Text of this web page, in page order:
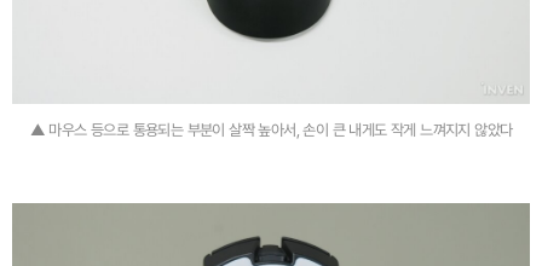
▲ 마우스 등으로 통용되는 부분이 살짝 높아서, 손이 큰 내게도 작게 느껴지지 않았다